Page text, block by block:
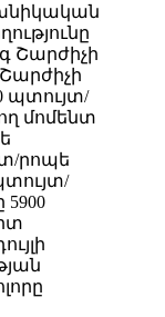
Շարժիչի
Շարժիչի
պտույտ/
մոմենտ
րոպե